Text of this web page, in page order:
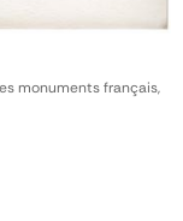
monuments français,